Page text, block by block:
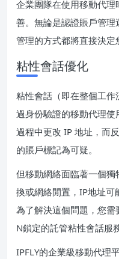
企業團隊在使用移動代
善。無論是認證賬戶管
管理的方式都將直接決定
粘性會話優化
粘性會話（即在整個工
過身份驗證的移動代理
過程中更改 IP 地址，而
的賬戶標記為可疑。
但移動網絡面臨著一個獨
換或網絡閒置，IP地址可
為了解決這個問題，您
N鎖定的託管粘性會話服
IPFLY的企業級移動代理